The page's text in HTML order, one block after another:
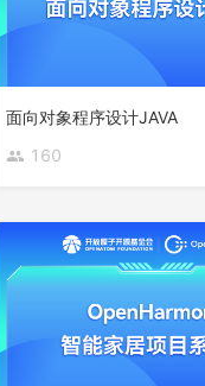
面向对象程序设计JAVA
160